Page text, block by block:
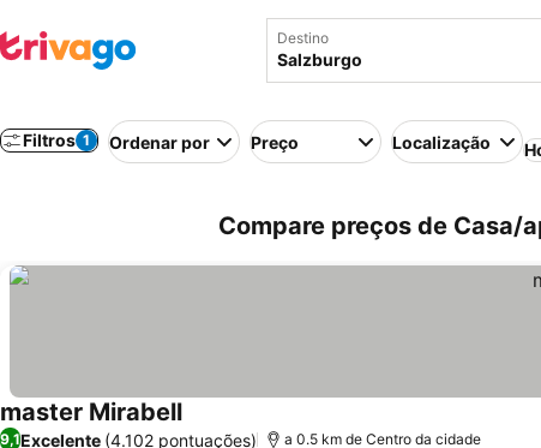
Destino
Filtros 1 Ordenar por Preço Localização
Compare preços de Casa/
master Mirabell
9,1Excelente (4.102 pontuações) a 0.5 km de Centro da cidade